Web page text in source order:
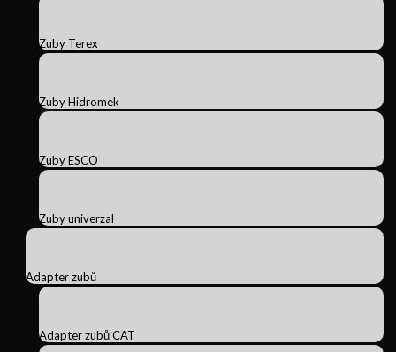
Zuby Terex
Zuby Hidromek
Zuby ESCO
Zuby univerzal
Adapter zubů
Adapter zubů CAT